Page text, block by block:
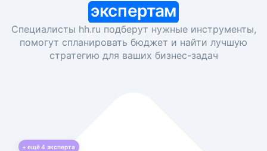
экспертам
Специалисты hh.ru подберут нужные инструменты,
помогут спланировать бюджет и найти лучшую
стратегию для ваших бизнес-задач
+ ещё4 эксперта